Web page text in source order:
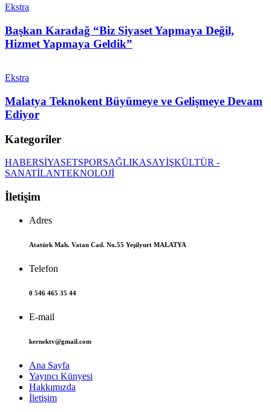
Ekstra
Başkan Karadağ “Biz Siyaset Yapmaya Değil,
Hizmet Yapmaya Geldik”
Ekstra
Malatya Teknokent Büyümeye ve Gelişmeye Devam
Ediyor
Kategoriler
HABERSİYASETSPORSAĞLIKASAYİŞKÜLTÜR -
SANATİLANTEKNOLOJİ
İletişim
Adres
Atatürk Mah. Vatan Cad. No.55 Yeşilyurt MALATYA
Telefon
0 546 465 35 44
E-mail
kernektv@gmail.com
Ana Sayfa
Yayıncı Künyesi
Hakkımızda
İletişim